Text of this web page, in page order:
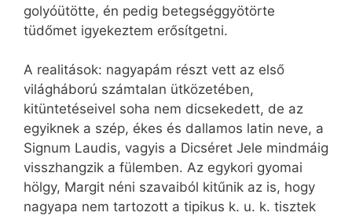
golyóütötte, én pedig betegséggyötörte
tüdőmet igyekeztem erősítgetni.
A realitások: nagyapám részt vett az első
világháború számtalan ütközetében,
kitüntetéseivel soha nem dicsekedett, de az
egyiknek a szép, ékes és dallamos latin neve, a
Signum Laudis, vagyis a Dicséret Jele mindmáig
visszhangzik a fülemben. Az egykori gyomai
hölgy, Margit néni szavaiból kitűnik az is, hogy
nagyapa nem tartozott a tipikus k. u. k. tisztek